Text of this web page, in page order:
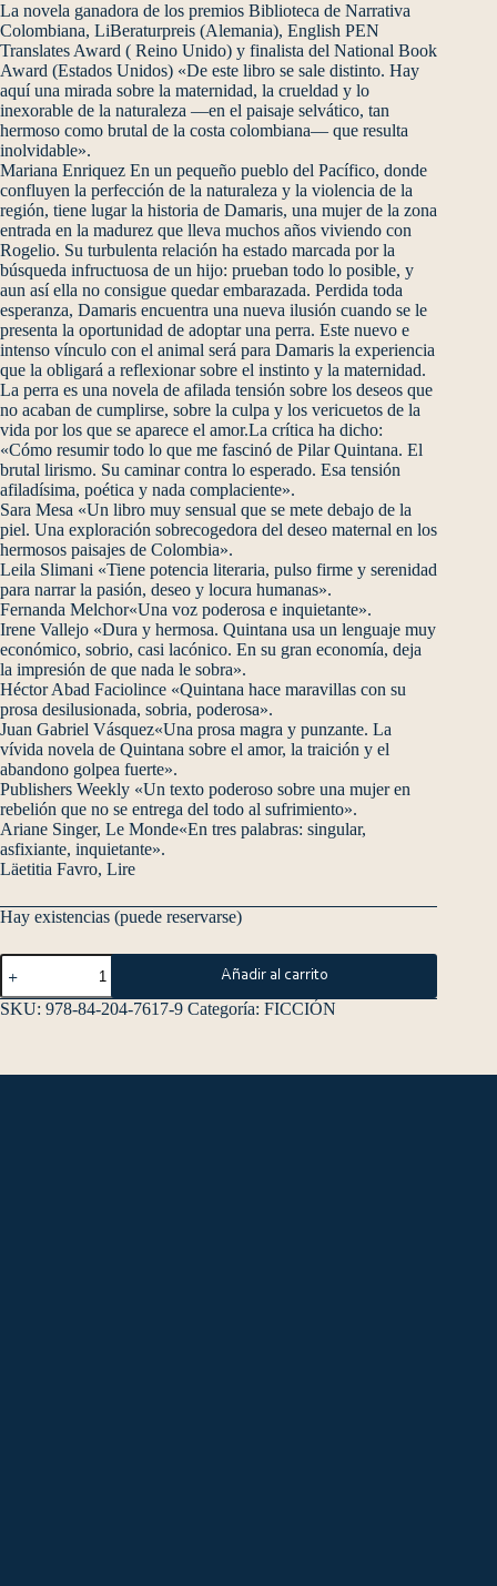
La novela ganadora de los premios Biblioteca de Narrativa
Colombiana, LiBeraturpreis (Alemania), English PEN
Translates Award ( Reino Unido) y finalista del National Book
Award (Estados Unidos) «De este libro se sale distinto. Hay
aquí una mirada sobre la maternidad, la crueldad y lo
inexorable de la naturaleza —en el paisaje selvático, tan
hermoso como brutal de la costa colombiana— que resulta
inolvidable».
Mariana Enriquez En un pequeño pueblo del Pacífico, donde
confluyen la perfección de la naturaleza y la violencia de la
región, tiene lugar la historia de Damaris, una mujer de la zona
entrada en la madurez que lleva muchos años viviendo con
Rogelio. Su turbulenta relación ha estado marcada por la
búsqueda infructuosa de un hijo: prueban todo lo posible, y
aun así ella no consigue quedar embarazada. Perdida toda
esperanza, Damaris encuentra una nueva ilusión cuando se le
presenta la oportunidad de adoptar una perra. Este nuevo e
intenso vínculo con el animal será para Damaris la experiencia
que la obligará a reflexionar sobre el instinto y la maternidad.
La perra es una novela de afilada tensión sobre los deseos que
no acaban de cumplirse, sobre la culpa y los vericuetos de la
vida por los que se aparece el amor.La crítica ha dicho:
«Cómo resumir todo lo que me fascinó de Pilar Quintana. El
brutal lirismo. Su caminar contra lo esperado. Esa tensión
afiladísima, poética y nada complaciente».
Sara Mesa «Un libro muy sensual que se mete debajo de la
piel. Una exploración sobrecogedora del deseo maternal en los
hermosos paisajes de Colombia».
Leila Slimani «Tiene potencia literaria, pulso firme y serenidad
para narrar la pasión, deseo y locura humanas».
Fernanda Melchor«Una voz poderosa e inquietante».
Irene Vallejo «Dura y hermosa. Quintana usa un lenguaje muy
económico, sobrio, casi lacónico. En su gran economía, deja
la impresión de que nada le sobra».
Héctor Abad Faciolince «Quintana hace maravillas con su
prosa desilusionada, sobria, poderosa».
Juan Gabriel Vásquez«Una prosa magra y punzante. La
vívida novela de Quintana sobre el amor, la traición y el
abandono golpea fuerte».
Publishers Weekly «Un texto poderoso sobre una mujer en
rebelión que no se entrega del todo al sufrimiento».
Ariane Singer, Le Monde«En tres palabras: singular,
asfixiante, inquietante».
Läetitia Favro, Lire
Hay existencias (puede reservarse)
Añadir al carrito
SKU: 978-84-204-7617-9 Categoría: FICCIÓN